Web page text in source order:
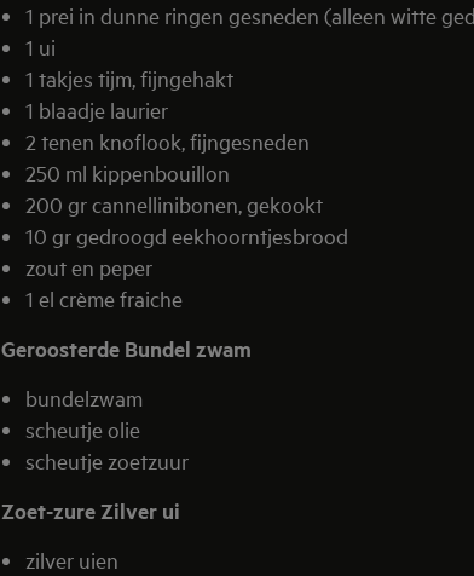
1 prei in dunne ringen gesneden (alleen witte
1 ui
1 takjes tijm, fijngehakt
1 blaadje laurier
2 tenen knoflook, fijngesneden
250 ml kippenbouillon
200 gr cannellinibonen, gekookt
10 gr gedroogd eekhoorntjesbrood
zout en peper
1 el crème fraiche
Geroosterde Bundel zwam
bundelzwam
scheutje olie
scheutje zoetzuur
Zoet-zure Zilver ui
zilver uien